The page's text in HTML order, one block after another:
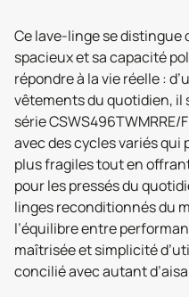
Ce lave-linge se distingue
spacieux et sa capacité
répondre à la vie réelle :
vêtements du quotidien, il
série
avec des cycles variés
plus fragiles tout en
pour les pressés du
linges reconditionnés du
l’équilibre entre
maîtrisée et simplicité
concilié avec autant